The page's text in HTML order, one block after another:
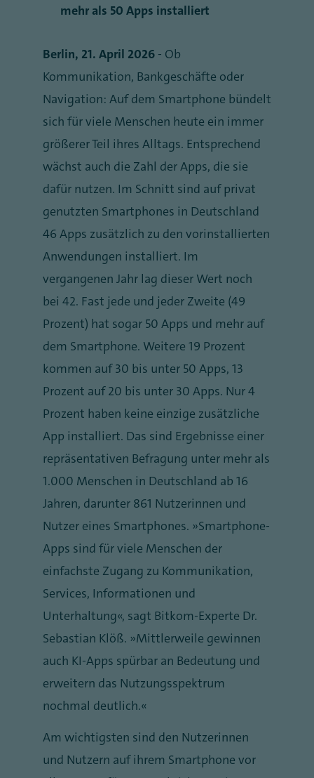
mehr als 50 Apps installiert
Berlin, 21. April 2026 - Ob
Kommunikation, Bankgeschäfte oder
Navigation: Auf dem Smartphone bündelt
sich für viele Menschen heute ein immer
größerer Teil ihres Alltags. Entsprechend
wächst auch die Zahl der Apps, die sie
dafür nutzen. Im Schnitt sind auf privat
genutzten Smartphones in Deutschland
46 Apps zusätzlich zu den vorinstallierten
Anwendungen installiert. Im
vergangenen Jahr lag dieser Wert noch
bei 42. Fast jede und jeder Zweite (49
Prozent) hat sogar 50 Apps und mehr auf
dem Smartphone. Weitere 19 Prozent
kommen auf 30 bis unter 50 Apps, 13
Prozent auf 20 bis unter 30 Apps. Nur 4
Prozent haben keine einzige zusätzliche
App installiert. Das sind Ergebnisse einer
repräsentativen Befragung unter mehr als
1.000 Menschen in Deutschland ab 16
Jahren, darunter 861 Nutzerinnen und
Nutzer eines Smartphones. „Smartphone-
Apps sind für viele Menschen der
einfachste Zugang zu Kommunikation,
Services, Informationen und
Unterhaltung“, sagt Bitkom-Experte Dr.
Sebastian Klöß. „Mittlerweile gewinnen
auch KI-Apps spürbar an Bedeutung und
erweitern das Nutzungsspektrum
nochmal deutlich.“
Am wichtigsten sind den Nutzerinnen
und Nutzern auf ihrem Smartphone vor